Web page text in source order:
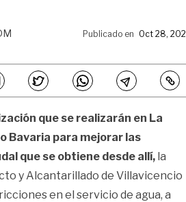
Publicado en Oct 28,
que se realizarán en La
Bavaria para mejorar las
que se obtiene desde allí, la
y Alcantarillado de Villavicencio
en el servicio de agua, a